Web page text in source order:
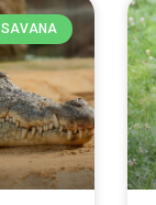
SAVANA